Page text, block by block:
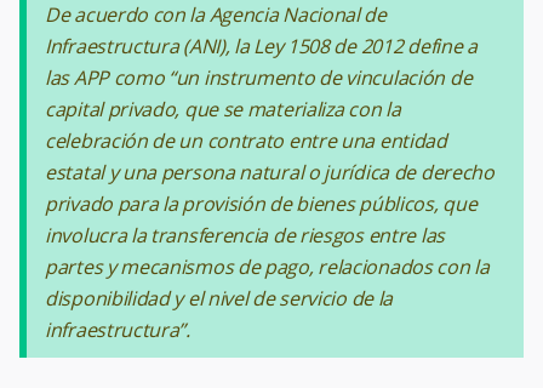
De acuerdo con la Agencia Nacional de
Infraestructura (ANI), la Ley 1508 de 2012 define a
las APP como “un instrumento de vinculación de
capital privado, que se materializa con la
celebración de un contrato entre una entidad
estatal y una persona natural o jurídica de derecho
privado para la provisión de bienes públicos, que
involucra la transferencia de riesgos entre las
partes y mecanismos de pago, relacionados con la
disponibilidad y el nivel de servicio de la
infraestructura”.